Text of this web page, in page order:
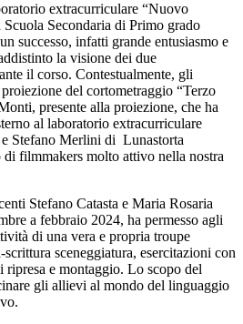
extracurriculare “Nuovo
Secondaria di Primo grado
successo, infatti grande entusiasmo e
la visione dei due
il corso. Contestualmente, gli
del cortometraggio “Terzo
presente alla proiezione, che ha
al laboratorio extracurriculare
Stefano Merlini di Lunastorta
filmmakers molto attivo nella nostra
Stefano Catasta e Maria Rosaria
a febbraio 2024, ha permesso agli
di una vera e propria troupe
sceneggiatura, esercitazioni con
ripresa e montaggio. Lo scopo del
gli allievi al mondo del linguaggio